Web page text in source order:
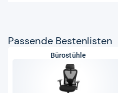
Pas­sende Bes­ten­lis­ten
Bürostühle